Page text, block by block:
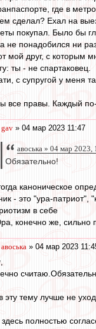
где в
сделал? Ехал на
покупал. Было бы
не понадобился ни
мой друг, с которым
ты - не спартаковец.
с супругой у меня
все правы. Каждый
gav » 04 мар 2023 11:47
авоська » 04 мар 2023,
Обязательно!
каноническое
- это "ура-патриот",
в себе
конечно же, сильно
авоська » 04 мар 2023
,
эту тему лучше не
здесь полностью